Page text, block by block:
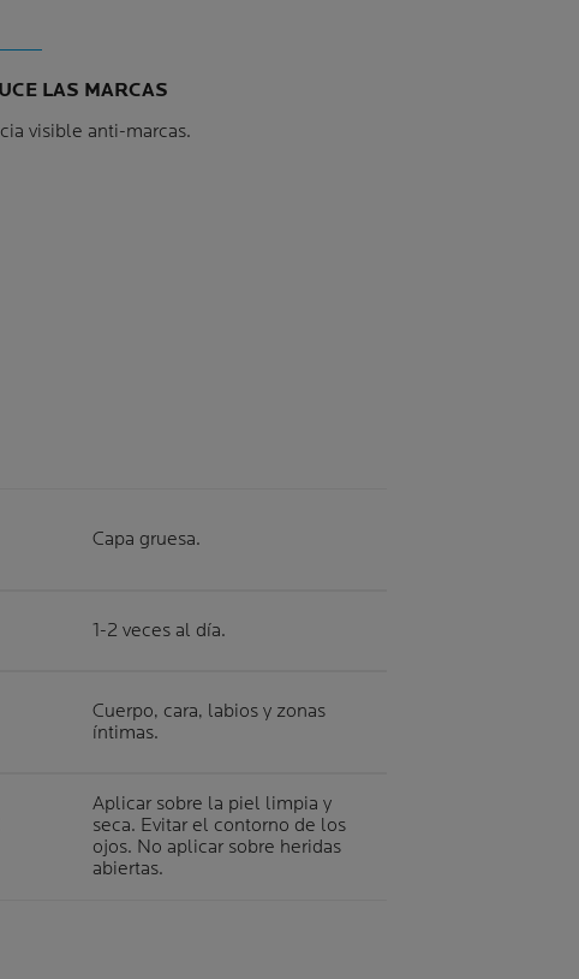
LAS MARCAS
visible anti-marcas.
Capa gruesa.
1-2 veces al día.
Cuerpo, cara, labios y zonas
íntimas.
Aplicar sobre la piel limpia y
seca. Evitar el contorno de los
ojos. No aplicar sobre heridas
abiertas.